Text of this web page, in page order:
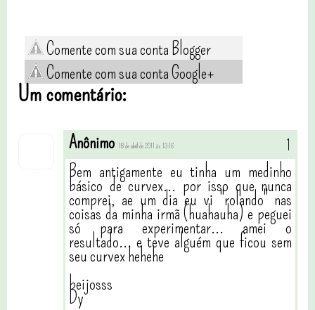
Comente com sua conta Blogger
Comente com sua conta Google+
Um comentário:
Anônimo 18 de abril de 2011 às 13:16
Bem antigamente eu tinha um medinho
básico de curvex... por isso que nunca
comprei, ae um dia eu vi "rolando" nas
coisas da minha irmã (huahauha) e peguei
só para experimentar... amei o
resultado... e teve alguém que ficou sem
seu curvex hehehe
beijosss
Dy